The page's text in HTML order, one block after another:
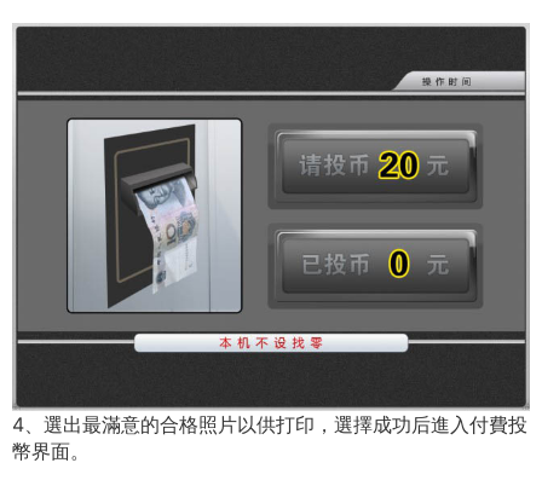
4、選出最滿意的合格照片以供打印，選擇成功后進入付費投
幣界面。